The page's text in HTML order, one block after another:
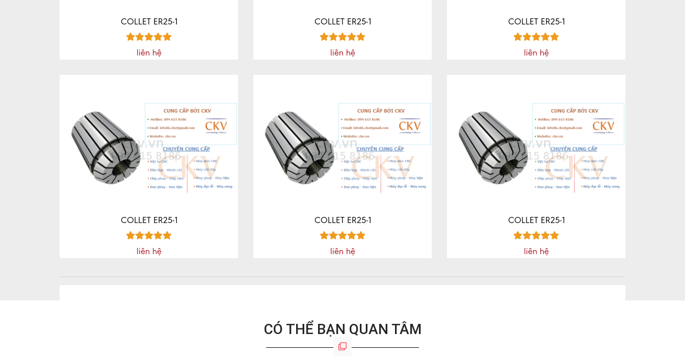
COLLET ER25-1
liên hệ
COLLET ER25-1
liên hệ
COLLET ER25-1
liên hệ
COLLET ER25-1
liên hệ
COLLET ER25-1
liên hệ
COLLET ER25-1
liên hệ
CÓ THỂ BẠN QUAN TÂM